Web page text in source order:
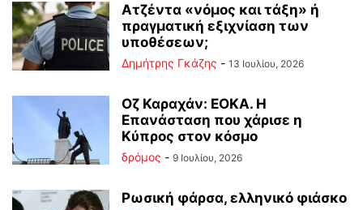
Ατζέντα «νόμος και τάξη» ή
πραγματική εξιχνίαση των
υποθέσεων;
Δημήτρης Γκάζης - 13 Ιουλίου, 2026
Οζ Καραχάν: ΕΟΚΑ. Η
Επανάσταση που χάρισε η
Κύπρος στον κόσμο
δρόμος - 9 Ιουλίου, 2026
Ρωσική φάρσα, ελληνικό φιάσκο